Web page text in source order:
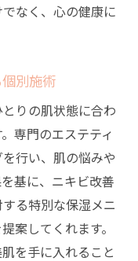
なく、心の健康に
別施術
りの肌状態に合わ
専門のエステティ
行い、肌の悩みや
基に、ニキビ改善
る特別な保湿メニ
案してくれます。
を手に入れること